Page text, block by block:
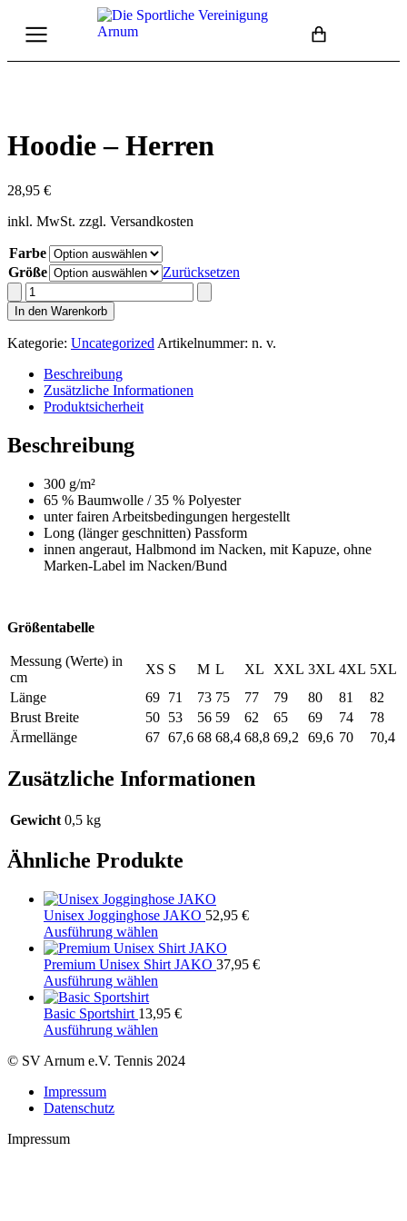
Hoodie – Herren
28,95 €
inkl. MwSt. zzgl. Versandkosten
Farbe
Größe
Zurücksetzen
In den Warenkorb
Kategorie: Uncategorized Artikelnummer: n. v.
Beschreibung
Zusätzliche Informationen
Produktsicherheit
Beschreibung
300 g/m²
65 % Baumwolle / 35 % Polyester
unter fairen Arbeitsbedingungen hergestellt
Long (länger geschnitten) Passform
innen angeraut, Halbmond im Nacken, mit Kapuze, ohne
Marken-Label im Nacken/Bund
Größentabelle
Messung (Werte) in
cm
XS S M L XL XXL 3XL 4XL 5XL
Länge
69 71 73 75 77 79 80 81
82
Brust Breite
50 53 56 59 62 65 69 74
78
Ärmellänge
67 67,6 68 68,4 68,8 69,2 69,6 70 70,4
Zusätzliche Informationen
Gewicht 0,5 kg
Ähnliche Produkte
Unisex Jogginghose JAKO 52,95 €
Ausführung wählen
Premium Unisex Shirt JAKO 37,95 €
Ausführung wählen
Basic Sportshirt 13,95 €
Ausführung wählen
© SV Arnum e.V. Tennis 2024
Impressum
Datenschutz
Impressum